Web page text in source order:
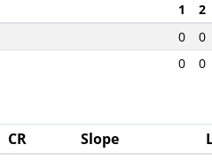
1 2
0 0
0 0
CR Slope